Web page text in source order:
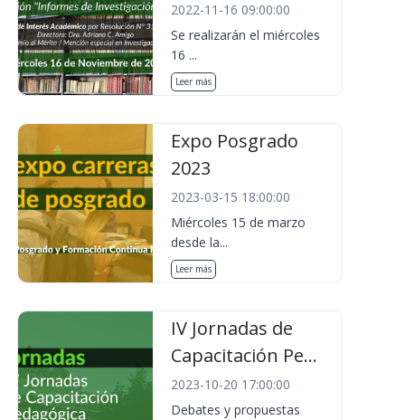
2022-11-16 09:00:00
Se realizarán el miércoles
16 ...
Leer más
Expo Posgrado
2023
2023-03-15 18:00:00
Miércoles 15 de marzo
desde la...
Leer más
IV Jornadas de
Capacitación Pe...
2023-10-20 17:00:00
Debates y propuestas